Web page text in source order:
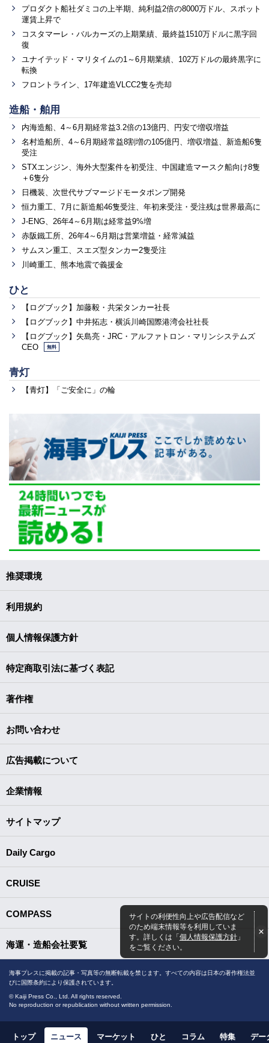
プロダクト船社ダミコの上半期、純利益2倍の8000万ドル、スポット
運賃上昇で
コスタマーレ・バルカーズの上期業績、最終益1510万ドルに黒字回
復
ユナイテッド・マリタイムの1～6月期業績、102万ドルの最終黒字に
転換
フロントライン、17年建造VLCC2隻を売却
造船・舶用
内海造船、4～6月期経常益3.2倍の13億円、円安で増収増益
名村造船所、4～6月期経常益8割増の105億円、増収増益、新造船6隻
受注
STXエンジン、海外大型案件を初受注、中国建造マースク船向け8隻
＋6隻分
日機装、次世代サブマージドモータポンプ開発
恒力重工、7月に新造船46隻受注、年初来受注・受注残は世界最高に
J-ENG、26年4～6月期は経常益9%増
赤阪鐵工所、26年4～6月期は営業増益・経常減益
サムスン重工、スエズ型タンカー2隻受注
川崎重工、熊本地震で義援金
ひと
【ログブック】加藤毅・共栄タンカー社長
【ログブック】中井拓志・横浜川崎国際港湾会社社長
【ログブック】矢島亮・JRC・アルファトロン・マリンシステムズ
CEO
無料
青灯
【青灯】「ご安全に」の輪
サイトの利便性向上や広告配信など
のため端末情報等を利用していま
す。詳しくは「個人情報保護方針」
をご覧ください。
推奨環境
利用規約
個人情報保護方針
特定商取引法に基づく表記
著作権
お問い合わせ
広告掲載について
企業情報
サイトマップ
Daily Cargo
CRUISE
COMPASS
海運・造船会社要覧
海事プレスに掲載の記事・写真等の無断転載を禁じます。すべての内容は日本の著作権法並
びに国際条約により保護されています。
© Kaiji Press Co., Ltd. All rights reserved.
No reproduction or republication without written permission.
トップ ニュース マーケット ひと コラム 特集 デー